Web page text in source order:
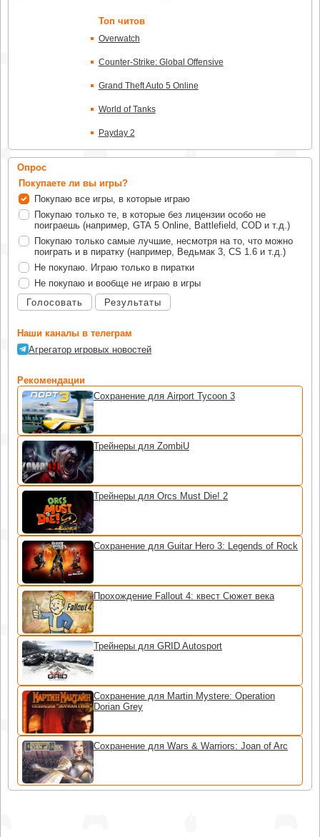
Топ читов
Overwatch
Counter-Strike: Global Offensive
Grand Theft Auto 5 Online
World of Tanks
Payday 2
Опрос
Покупаете ли вы игры?
Покупаю все игры, в которые играю
Покупаю только те, в которые без лицензии особо не
поиграешь (например, GTA 5 Online, Battlefield, COD и т.д.)
Покупаю только самые лучшие, несмотря на то, что можно
поиграть и в пиратку (например, Ведьмак 3, CS 1.6 и т.д.)
Не покупаю. Играю только в пиратки
Не покупаю и вообще не играю в игры
Голосовать
Результаты
Наши каналы в телеграм
Агрегатор игровых новостей
Рекомендации
Сохранение для Airport Tycoon 3
Трейнеры для ZombiU
Трейнеры для Orcs Must Die! 2
Сохранение для Guitar Hero 3: Legends of Rock
Прохождение Fallout 4: квест Сюжет века
Трейнеры для GRID Autosport
Сохранение для Martin Mystere: Operation
Dorian Grey
Сохранение для Wars & Warriors: Joan of Arc